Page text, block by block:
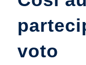
voto